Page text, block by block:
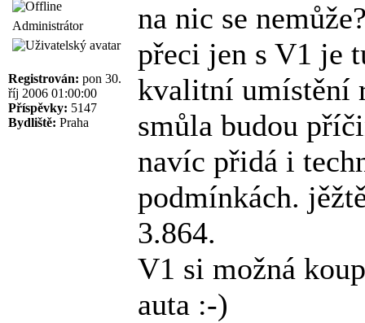
Administrátor
Registrován: pon 30.
říj 2006 01:00:00
Příspěvky: 5147
Bydliště: Praha
na nic se
přeci jen s V1 je
kvalitní umístění
smůla budou
navíc přidá i
podmínkách.
3.864.
V1 si možná
auta :-)